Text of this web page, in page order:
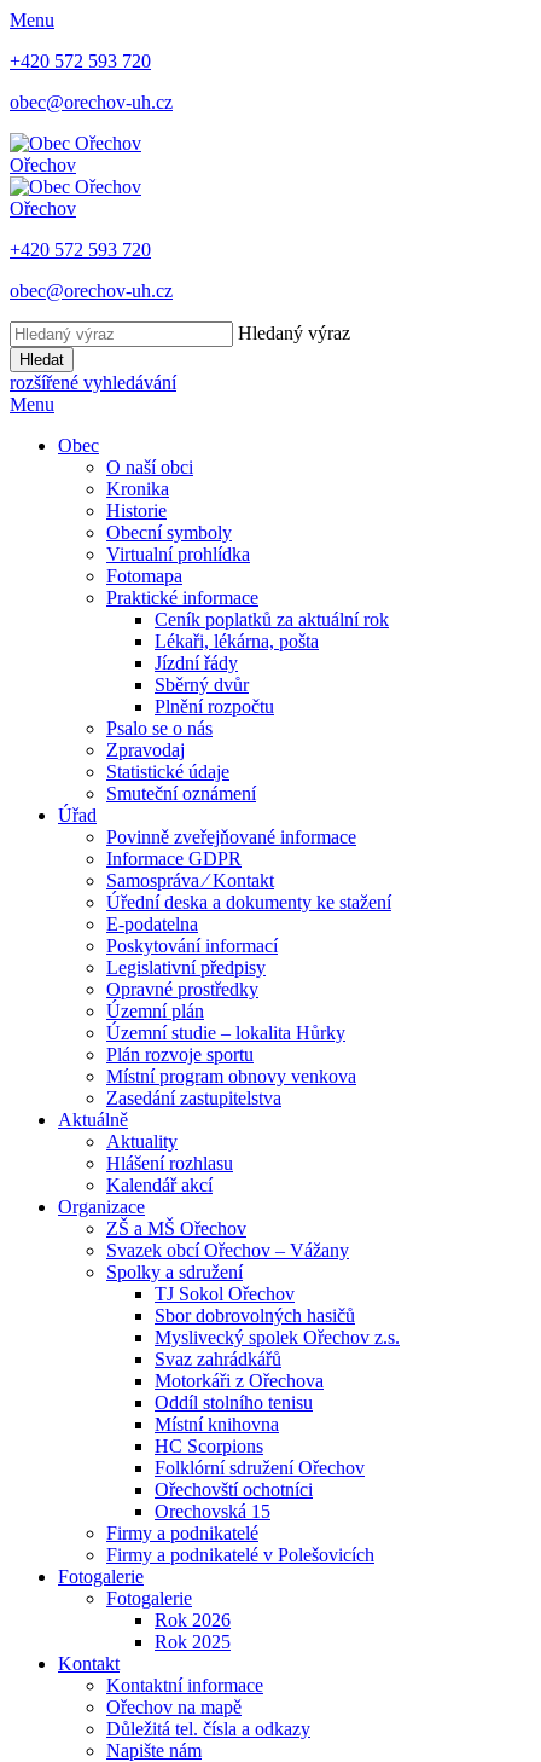
Menu
+420 572 593 720
obec@orechov-uh.cz
Ořechov
Ořechov
+420 572 593 720
obec@orechov-uh.cz
Hledaný výraz
Hledat
rozšířené vyhledávání
Menu
Obec
O naší obci
Kronika
Historie
Obecní symboly
Virtualní prohlídka
Fotomapa
Praktické informace
Ceník poplatků za aktuální rok
Lékaři, lékárna, pošta
Jízdní řády
Sběrný dvůr
Plnění rozpočtu
Psalo se o nás
Zpravodaj
Statistické údaje
Smuteční oznámení
Úřad
Povinně zveřejňované informace
Informace GDPR
Samospráva ⁄ Kontakt
Úřední deska a dokumenty ke stažení
E-podatelna
Poskytování informací
Legislativní předpisy
Opravné prostředky
Územní plán
Územní studie – lokalita Hůrky
Plán rozvoje sportu
Místní program obnovy venkova
Zasedání zastupitelstva
Aktuálně
Aktuality
Hlášení rozhlasu
Kalendář akcí
Organizace
ZŠ a MŠ Ořechov
Svazek obcí Ořechov – Vážany
Spolky a sdružení
TJ Sokol Ořechov
Sbor dobrovolných hasičů
Myslivecký spolek Ořechov z.s.
Svaz zahrádkářů
Motorkáři z Ořechova
Oddíl stolního tenisu
Místní knihovna
HC Scorpions
Folklórní sdružení Ořechov
Ořechovští ochotníci
Orechovská 15
Firmy a podnikatelé
Firmy a podnikatelé v Polešovicích
Fotogalerie
Fotogalerie
Rok 2026
Rok 2025
Kontakt
Kontaktní informace
Ořechov na mapě
Důležitá tel. čísla a odkazy
Napište nám